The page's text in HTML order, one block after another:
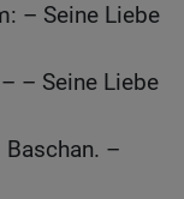
– Seine Liebe
– Seine Liebe
Baschan. –